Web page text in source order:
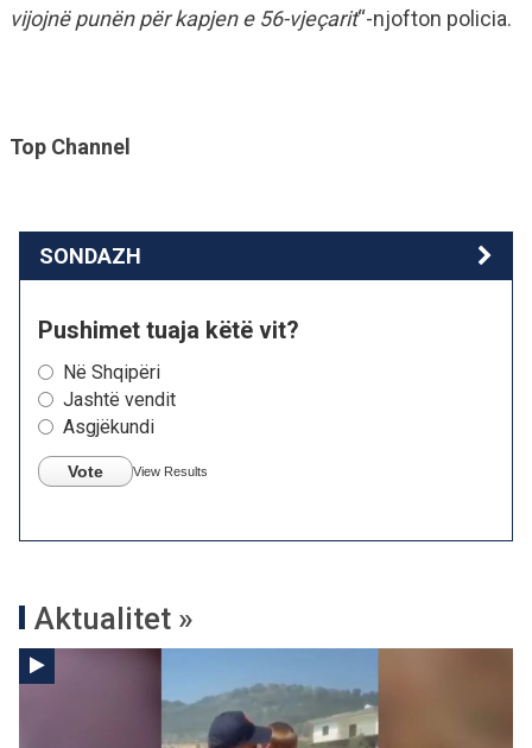
vijojnë punën për kapjen e 56-vjeçarit“-njofton policia.
Top Channel
SONDAZH
Pushimet tuaja këtë vit?
Në Shqipëri
Jashtë vendit
Asgjëkundi
Vote View Results
Aktualitet »